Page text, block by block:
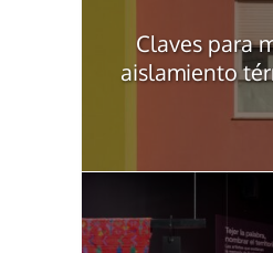
Claves para
aislamiento